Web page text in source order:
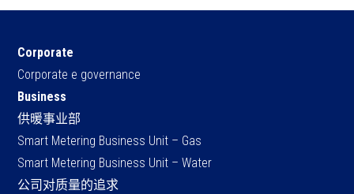
Corporate
Corporate e governance
Business
供暖事业部
Smart Metering Business Unit – Gas
Smart Metering Business Unit – Water
公司对质量的追求